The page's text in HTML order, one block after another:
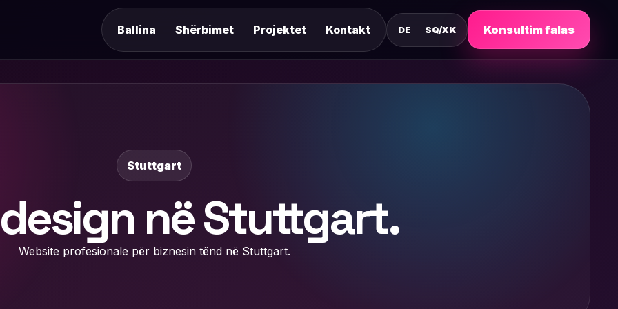
Ballina Shërbimet Projektet Kontakt DE SQ/XK Konsultim falas
Stuttgart
në Stuttgart.
Website profesionale për biznesin tënd në Stuttgart.